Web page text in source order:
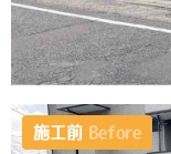
施工前 Before